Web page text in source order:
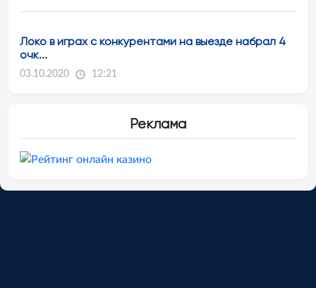
Локо в играх с конкурентами на выезде набрал 4
очк...
03.10.2020 12:21
Реклама